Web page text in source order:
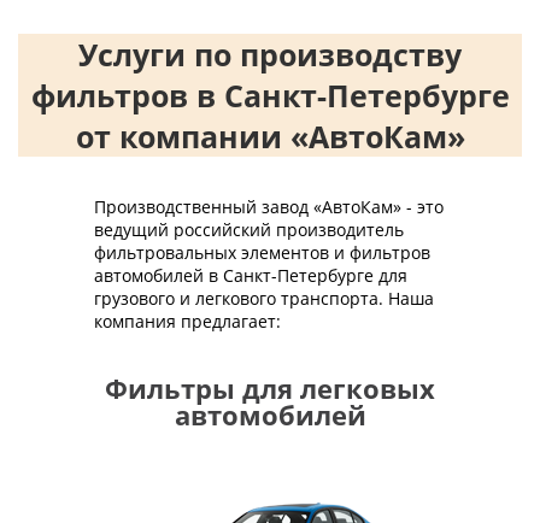
Услуги по производству
фильтров в Санкт-Петербурге
от компании «АвтоКам»
Производственный завод «АвтоКам» - это
ведущий российский производитель
фильтровальных элементов и фильтров
автомобилей в Санкт-Петербурге для
грузового и легкового транспорта. Наша
компания предлагает:
Фильтры для легковых
автомобилей